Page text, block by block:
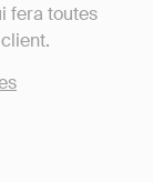
fera toutes